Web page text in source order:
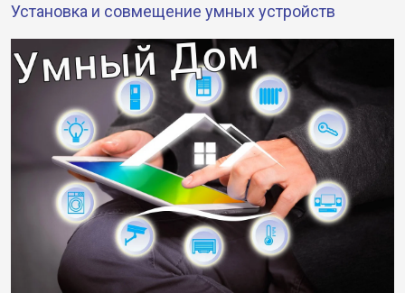
Установка и совмещение умных устройств